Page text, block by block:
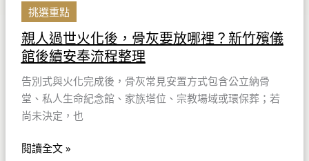
挑選重點
親人過世火化後，骨灰要放哪裡？新竹殯儀
館後續安奉流程整理
告別式與火化完成後，骨灰常見安置方式包含公立納骨
堂、私人生命紀念館、家族塔位、宗教場域或環保葬；若
尚未決定，也
新
竹
殯
儀
館
後
續
奉
閱讀全文 »